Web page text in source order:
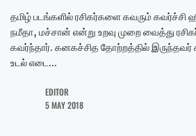
தமிழ் படங்களில் ரசிகர்களை கவரும்
நமீதா, மச்சான் என்று உறவு முறை வைத்து
கவர்ந்தார். கனகச்சித தோற்றத்தில் இருந்தவர்
உடல் எடை...
EDITOR
5 MAY 2018